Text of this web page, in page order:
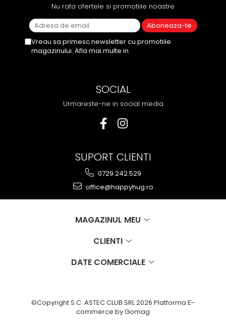
Nu rata ofertele si promotiile noastre
Vreau sa primesc newsletter cu promotiile
magazinului. Afla mai multe in
SOCIAL
Urmareste-ne in social media
SUPORT CLIENTI
0729.242.529
office@happyhug.ro
MAGAZINUL MEU
CLIENTI
DATE COMERCIALE
©Copyright S.C. ASTEC CLUB SRL 2026 Platforma E-
commerce by Gomag